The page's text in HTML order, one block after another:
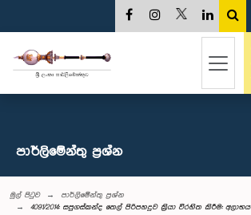
පාර්ලි‌මේන්තු‌ ප්‍රශ්න
මුල් පිටුව
පාර්ලි‌මේන්තු‌ ප්‍රශ්න
4091/2014: සපුගස්කන්ද තෙල් පිරිපහදුව ක්‍රියා විරහිත කිරීම: අලාභය